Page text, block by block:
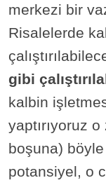
merkezi bir
Risalelerde
gibi
kalbin
yaptırıyoruz
boşuna)
potansiyel, o